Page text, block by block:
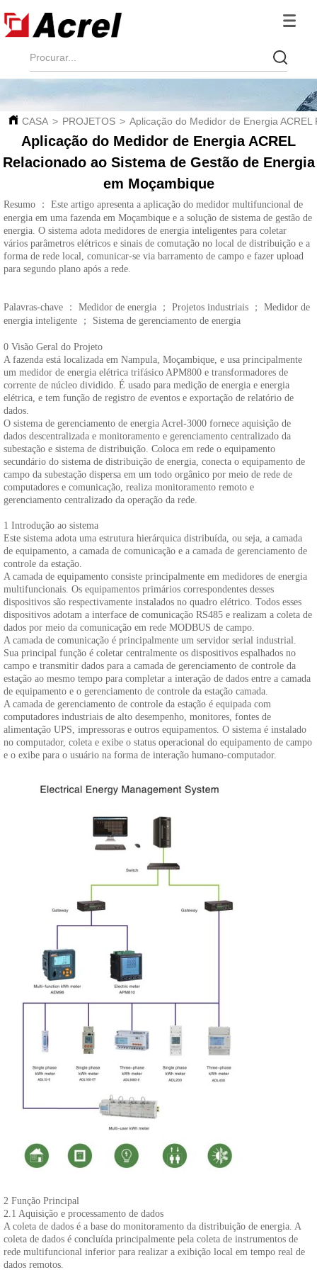
CASA > PROJETOS > Aplicação do Medidor de Energia
Aplicação do Medidor de Energia ACREL
Relacionado ao Sistema de Gestão de Energia
em Moçambique